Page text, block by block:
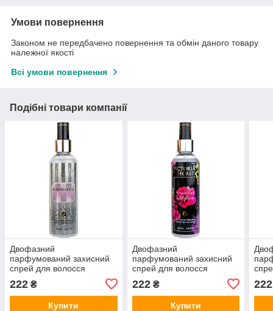
Умови повернення
Законом не передбачено повернення та обмін даного товару
належної якості
Всі умови повернення
Подібні товари компанії
Двофазний
парфумований захисний
спрей для волосся
Victorias Secret Bombshell
Holiday Exclusive EURO
200 мл
222 ₴
Купити
Двофазний
парфумований захисний
спрей для волосся
Victorias Secret Bombshell
Wild Flower Exclusive
EURO 200 мл
222₴
Купити
200
222